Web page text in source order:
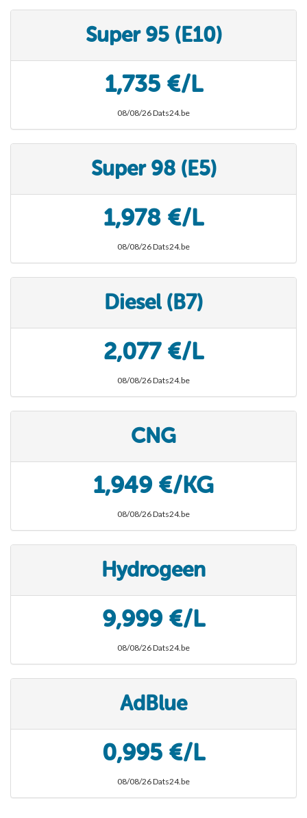
Super 95 (E10)
1,735 €/L
08/08/26 Dats24.be
Super 98 (E5)
1,978 €/L
08/08/26 Dats24.be
Diesel (B7)
2,077 €/L
08/08/26 Dats24.be
CNG
1,949 €/KG
08/08/26 Dats24.be
Hydrogeen
9,999 €/L
08/08/26 Dats24.be
AdBlue
0,995 €/L
08/08/26 Dats24.be